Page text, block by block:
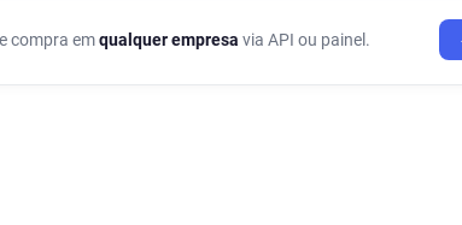
compra emqualquer empresa via API ou painel.